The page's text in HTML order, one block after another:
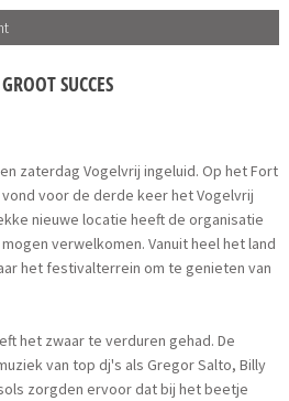
SUCCES
zaterdag Vogelvrij ingeluid. Op het Fort
voor de derde keer het Vogelvrij
nieuwe locatie heeft de organisatie
verwelkomen. Vanuit heel het land
het festivalterrein om te genieten van
het zwaar te verduren gehad. De
van top dj's als Gregor Salto, Billy
zorgden ervoor dat bij het beetje